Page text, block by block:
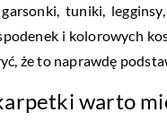
tuniki,
i kolorowych
że to naprawdę
warto